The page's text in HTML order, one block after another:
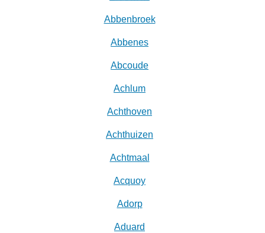
Abbenbroek
Abbenes
Abcoude
Achlum
Achthoven
Achthuizen
Achtmaal
Acquoy
Adorp
Aduard